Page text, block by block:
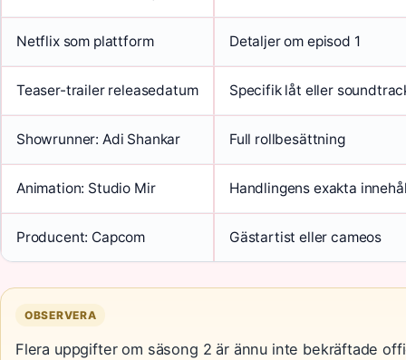
Netflix som plattform Detaljer om episod 1
Teaser-trailer releasedatum Specifik låt eller
Showrunner: Adi Shankar Full rollbesättning
Animation: Studio Mir Handlingens exakta
Producent: Capcom Gästartist eller cameos
OBSERVERA
Flera uppgifter om säsong 2 är ännu inte bekräftade